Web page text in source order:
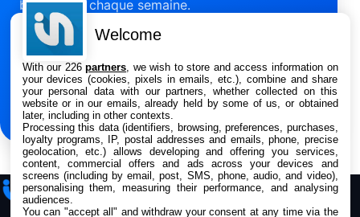
489,99€499,99€Boulanger
Android, 128 Go, Smartphone déverrouillé,
Gris
284,99€ 431,39€ Cdiscount (Vendeur Tiers)
Jabra Biz 1500 USB-A Casque Stereo -
Casque Filaire avec Microphone Antibruit,
Unité de Contrôle et Protection contre les
Pics de Volume pour Téléphones de Bureau
et Softphones
44,43€66,9€ Amazon
bons plans chaque semaine.
Adresse e-mail
S’inscrire
iPhone Addict
Welcome
With our 226partners , we wish to store and access information on
your devices (cookies, pixels in emails, etc.), combine and share
your personal data with our partners, whether collected on this
website or in our emails, already held by some of us, or obtained
later, including in other contexts.
Processing this data (identifiers, browsing, preferences, purchases,
loyalty programs, IP, postal addresses and emails, phone, precise
geolocation, etc.) allows developing and offering you services,
content, commercial offers and ads across your devices and
screens (including by email, post, SMS, phone, audio, and video),
personalising them, measuring their performance, and analysing
audiences.
You can "accept all" and withdraw your consent at any time via the